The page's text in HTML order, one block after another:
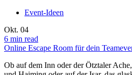
Event-Ideen
Okt. 04
6 min read
Online Escape Room für dein
Ob auf dem Inn oder der Ötztaler